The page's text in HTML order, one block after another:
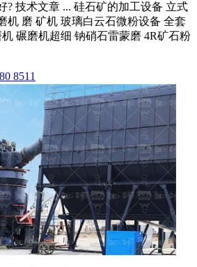
? 技术文章 ... 硅石矿的加工设备 立式
机 磨 矿机 玻璃白云石微粉设备 全套
碾磨机超细 钠硝石雷蒙磨 4R矿石粉
8511